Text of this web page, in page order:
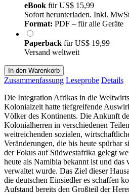
eBook fürUS$ 15,99
Sofort herunterladen. Inkl.
Format: PDF – für alle Geräte
Paperback fürUS$ 19,99
Versand weltweit
In den Warenkorb
Zusammenfassung Leseprobe Details
Die Integration Afrikas in die
Kolonialzeit hatte tiefgreifende
Völker des Kontinents. Die Ankunft
Kolonialherren in verschiedenen
weitreichenden sozialen,
Veränderungen, die bis heute spürbar
der Fokus auf Südwestafrika gelegt
heute als Namibia bekannt ist und
verwaltet wurde. Das Ziel dieser
die deutschen Einsiedler es schaffen
Aufstand bereits den Großteil der